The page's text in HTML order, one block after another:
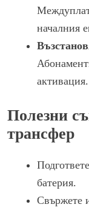
началния
активация.
Полезни
трансфер
батерия.
Свържете